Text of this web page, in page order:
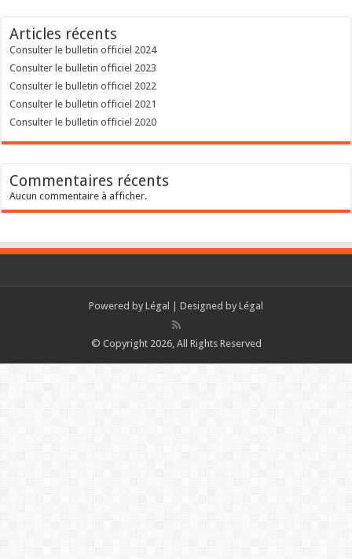
Articles récents
Consulter le bulletin officiel 2024
Consulter le bulletin officiel 2023
Consulter le bulletin officiel 2022
Consulter le bulletin officiel 2021
Consulter le bulletin officiel 2020
Commentaires récents
Aucun commentaire à afficher.
Powered by Légal | Designed by Légal
© Copyright 2026, All Rights Reserved